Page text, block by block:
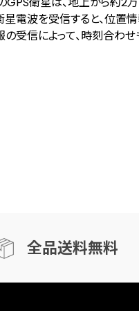
電波を受信すると、位置
受信によって、時刻合わせ
全品送料無料